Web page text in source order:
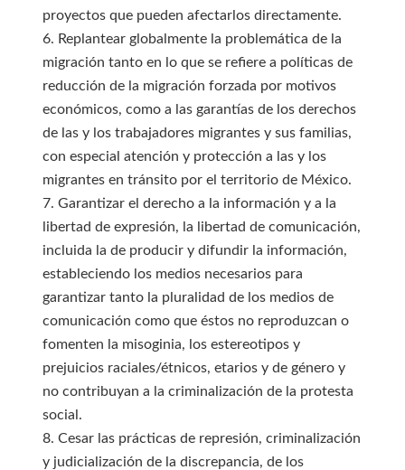
proyectos que pueden afectarlos directamente.
6. Replantear globalmente la problemática de la
migración tanto en lo que se refiere a políticas de
reducción de la migración forzada por motivos
económicos, como a las garantías de los derechos
de las y los trabajadores migrantes y sus familias,
con especial atención y protección a las y los
migrantes en tránsito por el territorio de México.
7. Garantizar el derecho a la información y a la
libertad de expresión, la libertad de comunicación,
incluida la de producir y difundir la información,
estableciendo los medios necesarios para
garantizar tanto la pluralidad de los medios de
comunicación como que éstos no reproduzcan o
fomenten la misoginia, los estereotipos y
prejuicios raciales/étnicos, etarios y de género y
no contribuyan a la criminalización de la protesta
social.
8. Cesar las prácticas de represión, criminalización
y judicialización de la discrepancia, de los